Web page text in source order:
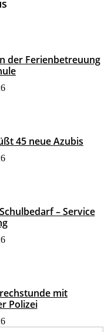
der Ferienbetreuung
45 neue Azubis
– Service
mit
Polizei